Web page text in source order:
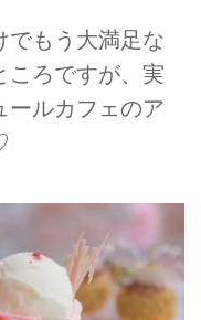
でもう大満足な
ころですが、実
ールカフェのア